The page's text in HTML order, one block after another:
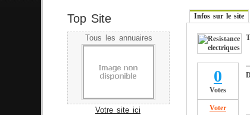
Top Site
Tous les annuaires
Votre site ici
Infos sur le site
0
Votes
Voter